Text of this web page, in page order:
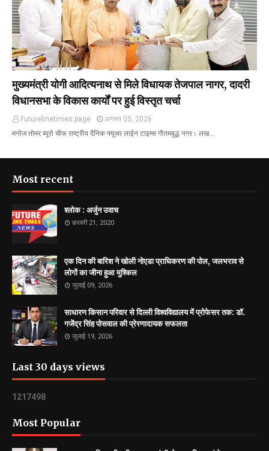
मुख्यमंत्री योगी आदित्यनाथ से मिले विधायक तेजपाल नागर, दादरी
विधानसभा के विकास कार्यों पर हुई विस्तृत चर्चा
Futurelinetimes.page
अगस्त 05, 2026
मनोज तोमर ब्यूरो चीफ राष्ट्रीय दैनिक फ्यूचर लाईन टाइम्स गौतमबुद्ध नगर। लख…
Most recent
श्लोक : अर्जुन उवाच
फ़रवरी 21, 2020
एक दिन की बारिश ने खोली नोएडा प्राधिकरण की पोल, जलभराव से
लोगों का जीना हुआ मुश्किल
जुलाई 09, 2026
साधारण किसान परिवार से दिल्ली विश्वविद्यालय में प्रोफेसर तक: डॉ.
गजेंद्र सिंह पोसवाल की प्रेरणादायक सफलता
जुलाई 19, 2026
Last 30 days views
1 21 7498
Most Popular